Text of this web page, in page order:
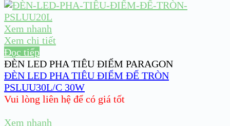
Xem nhanh
Xem chi tiết
Đọc tiếp
ĐÈN LED PHA TIÊU ĐIỂM PARAGON
ĐÈN LED PHA TIÊU ĐIỂM ĐẾ TRÒN
PSLUU30L/C 30W
Vui lòng liên hệ để có giá tốt
Xem nhanh